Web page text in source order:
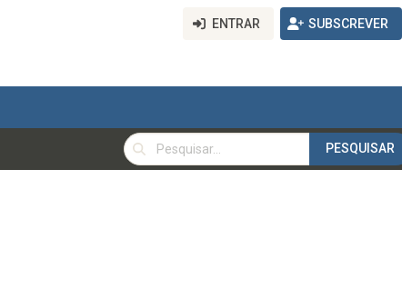
ENTRAR SUBSCREVER
PESQUISAR
PESQUISAR